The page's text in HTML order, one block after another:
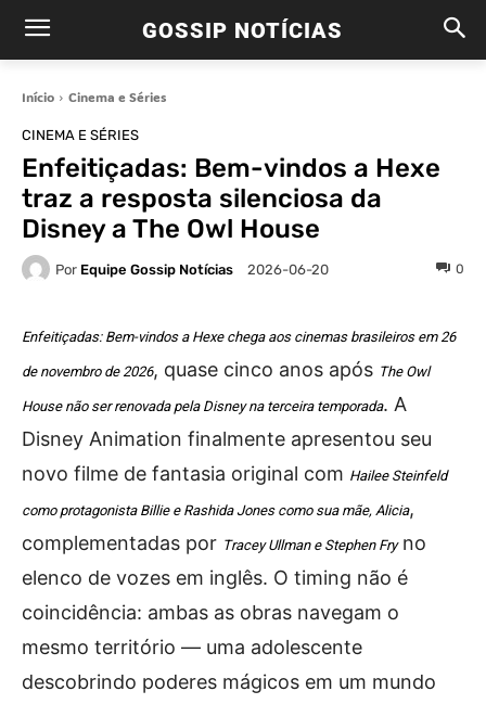
GOSSIP NOTÍCIAS
Início Cinema e Séries
CINEMA E SÉRIES
Enfeitiçadas: Bem-vindos a Hexe
traz a resposta silenciosa da
Disney a The Owl House
Por Equipe Gossip Notícias 2026-06-20 0
Enfeitiçadas: Bem-vindos a Hexe chega aos cinemas brasileiros em 26
de novembro de 2026, quase cinco anos após The Owl
House não ser renovada pela Disney na terceira temporada. A
Disney Animation finalmente apresentou seu
novo filme de fantasia original com Hailee Steinfeld
como protagonista Billie e Rashida Jones como sua mãe, Alicia,
complementadas por Tracey Ullman e Stephen Fryno
elenco de vozes em inglês. O timing não é
coincidência: ambas as obras navegam o
mesmo território — uma adolescente
descobrindo poderes mágicos em um mundo